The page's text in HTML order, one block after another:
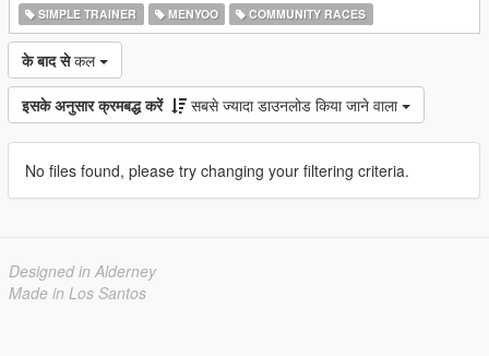
SIMPLE TRAINER
MENYOO COMMUNITY RACES
के बाद से कल
इसके अनुसार क्रमबद्ध करें सबसे ज्यादा डाउनलोड किया जाने वाला
No files found, please try changing your filtering criteria.
Designed in Alderney
Made in Los Santos